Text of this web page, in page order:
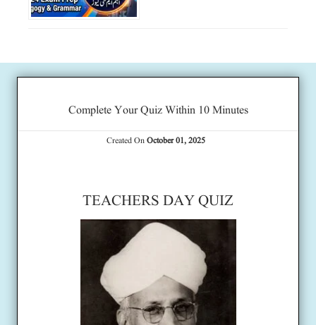
Complete Your Quiz Within 10 Minutes
Created OnOctober 01, 2025
TEACHERS DAY QUIZ